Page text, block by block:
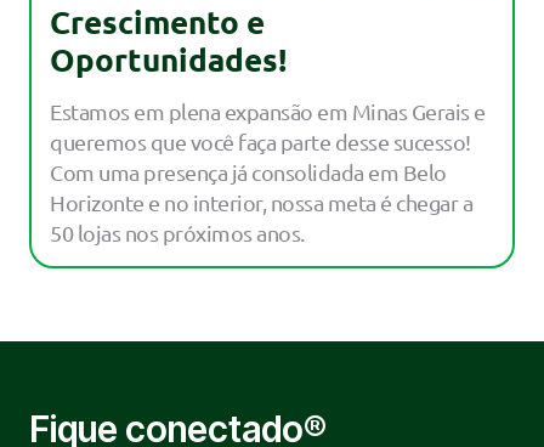
Crescimento e
Oportunidades!
Estamos em plena expansão em Minas Gerais e
queremos que você faça parte desse sucesso!
Com uma presença já consolidada em Belo
Horizonte e no interior, nossa meta é chegar a
50 lojas nos próximos anos.
Fique conectado®